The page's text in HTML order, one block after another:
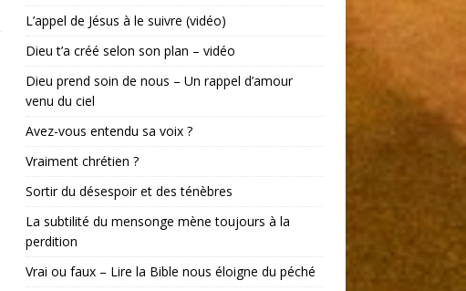
L’appel de Jésus à le suivre (vidéo)
Dieu t’a créé selon son plan – vidéo
Dieu prend soin de nous – Un rappel d’amour
venu du ciel
Avez-vous entendu sa voix ?
Vraiment chrétien ?
Sortir du désespoir et des ténèbres
La subtilité du mensonge mène toujours à la
perdition
Vrai ou faux – Lire la Bible nous éloigne du péché